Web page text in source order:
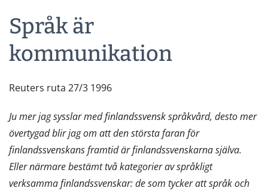
Språk är
kommunikation
Reuters ruta 27/3 1996
Ju mer jag sysslar med finlandssvensk språkvård, desto mer
övertygad blir jag om att den största faran för
finlandssvenskans framtid är finlandssvenskarna själva.
Eller närmare bestämt två kategorier av språkligt
verksamma finlandssvenskar: de som tycker att språk och